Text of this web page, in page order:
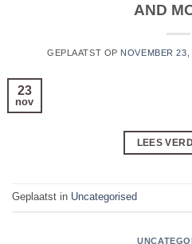
AND
GEPLAATST OP NOVEMBER 23,
23
nov
LEES
Geplaatst in Uncategorised